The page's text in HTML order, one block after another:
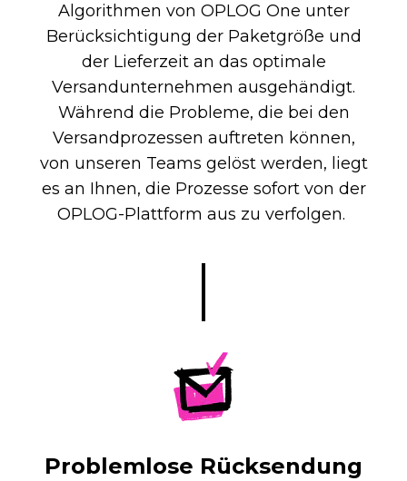
Algorithmen von OPLOG One unter
Berücksichtigung der Paketgröße und
der Lieferzeit an das optimale
Versandunternehmen ausgehändigt.
Während die Probleme, die bei den
Versandprozessen auftreten können,
von unseren Teams gelöst werden, liegt
es an Ihnen, die Prozesse sofort von der
OPLOG-Plattform aus zu verfolgen.
Problemlose Rücksendung